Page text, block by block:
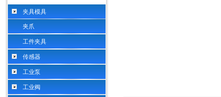
夹具模具
夹爪
工件夹具
传感器
工业泵
工业阀